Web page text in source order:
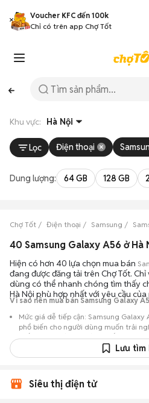
Voucher KFC đến 100k
Chỉ có trên app Chợ Tốt
Khu vực: Hà Nội
Lọc Điện thoại
Dung lượng: 64 GB 128 GB
Chợ Tốt Điện thoại Samsung
Hiện có hơn 40 lựa chọn mua bán
đang được đăng tải trên Chợ Tốt.
dùng có thể nhanh chóng tìm thấy
Hà Nội phù hợp nhất với yêu cầu của
Vì sao nên mua bán Samsung Galaxy
Mức giá dễ tiếp cận: Samsung Galaxy
phổ biến cho người dùng muốn trải
thấp hơn so với khi mới ra mắt.
Nguồn cung phong phú: Dễ dàng tìm
Giao dịch minh bạch: Việc gặp
Lưu tìm
Siêu thị điện tử